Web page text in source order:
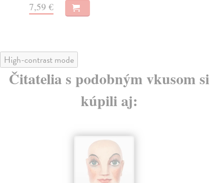
7,59 €
High-contrast mode
Čitatelia s podobným vkusom si
kúpili aj: